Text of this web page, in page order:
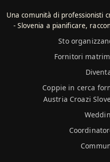
Una comunità di professionisti
- Slovenia a pianificare,
Sto
Fornitori
Coppie in cerca
Austria Croazi